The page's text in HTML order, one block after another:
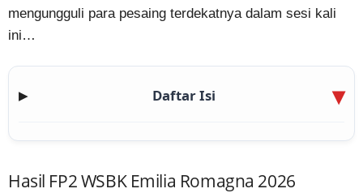
mengungguli para pesaing terdekatnya dalam sesi kali
ini…
▶ Daftar Isi
Hasil FP2 WSBK Emilia Romagna 2026